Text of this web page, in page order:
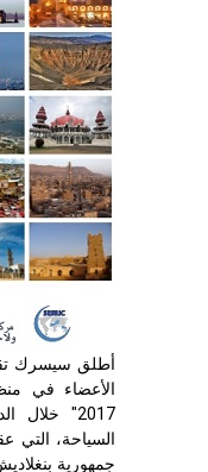
أطلق سيسرك
الأعضاء في
2017" خلال
جمهورية بنغلاديش